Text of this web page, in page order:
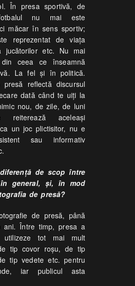
În presa sportivă, de
nu mai este
măcar în sens sportiv;
reprezentat de viaţa
jucătorilor etc. Nu mai
ceea ce înseamnă
La fel şi în politică.
presă reflectă discursul
dată când te uiţi la
nou, de zile, de luni
aceleaşi
un joc plictisitor, nu e
sau informativ
de scop între
general, şi, în mod
de presă?
de presă, până
ani. Între timp, presa a
utilizeze tot mai mult
tip covor roşu, de tip
tip vedete etc. pentru
iar publicul asta